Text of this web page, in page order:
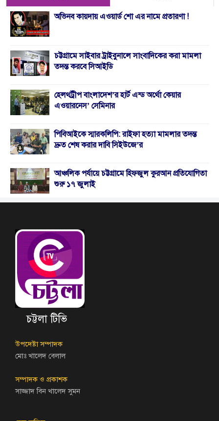
অভিনব কায়দায় এওয়ার্ড শো এর নামে প্রতারণা !
চট্টগ্রামে সাইবার ট্রাইবুনালে সাংবাদিকের করা মামলা
তদন্ত করবে সিআইডি
হেলথট্রীপ বাংলাদেশ’র হার্ট এন্ড অর্থো কেয়ার
এওয়ারনেস’ সেমিনার
পিবিআইকে স্মারকলিপি: রাইফা হত্যা মামলার তদন্ত
দ্রুত শেষ করার দাবি সিইউজে’র
আঞ্চলিক পর্যায়ে চট্টগ্রামে হিফজুল কুরআন প্রতিযোগিতা
শুরু ১৭ জুলাই
চট্টলা টিভি
উপদেষ্টা সম্পাদক
মোঃ খালেদ বেলাল
সম্পাদক ও প্রকাশক
সাজ্জাদ বিন খালেদ সুমন